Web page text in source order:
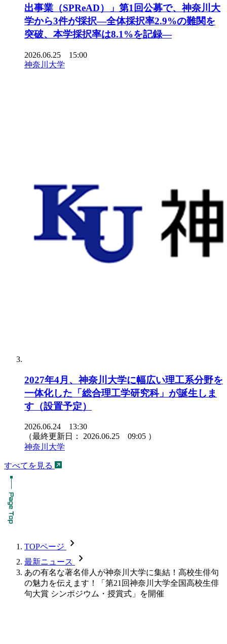
出事業（SPReAD）」第1回公募で、神奈川大
学から3件が採択―全体採択率2.9%の難関を
突破、本学採択率は8.1%を記録―
2026.06.25 15:00
神奈川大学
2027年4月、神奈川大学に幅広い理工系分野を
一体化した「総合理工学研究科」が誕生しま
す（設置予定）
2026.06.24 13:30
（最終更新日： 2026.06.25 09:05 ）
神奈川大学
すべてを見る
TOPページ chevron_forward
最新ニュース chevron_forward
あの有名な著名俳人が神奈川大学に集結！高校生俳句
の魅力を伝えます！「第21回神奈川大学全国高校生俳
句大賞 シンポジウム・授賞式」を開催